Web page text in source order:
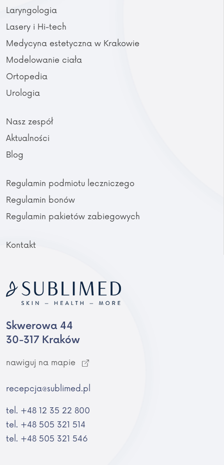
Laryngologia
Lasery i Hi-tech
Medycyna estetyczna w Krakowie
Modelowanie ciała
Ortopedia
Urologia
Nasz zespół
Aktualności
Blog
Regulamin podmiotu leczniczego
Regulamin bonów
Regulamin pakietów zabiegowych
Kontakt
Skwerowa 44
30-317 Kraków
nawiguj na mapie
recepcja@sublimed.pl
tel. +48 12 35 22 800
tel. +48 505 321 514
tel. +48 505 321 546